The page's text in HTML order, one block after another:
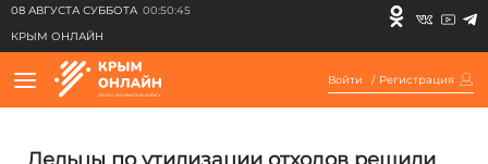
08 АВГУСТА СУББОТА 00:50:45
КРЫМ ОНЛАЙН
Войти / Регистрация